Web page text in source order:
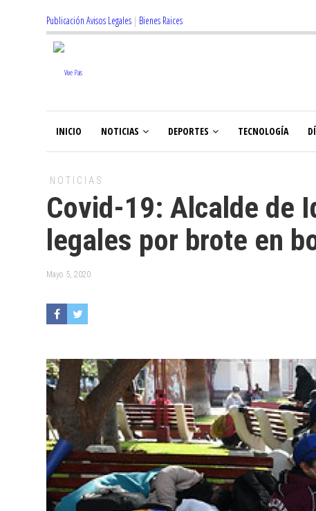
Publicación Avisos Legales | Bienes Raices
INICIO NOTICIAS DEPORTES TECNOLOGÍA
NOTICIAS
Covid-19: Alcalde de
legales por brote en
Mayo 5, 2020